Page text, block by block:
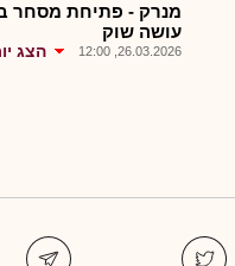
עושה שוק
26.03.2026, 12:00 הצג